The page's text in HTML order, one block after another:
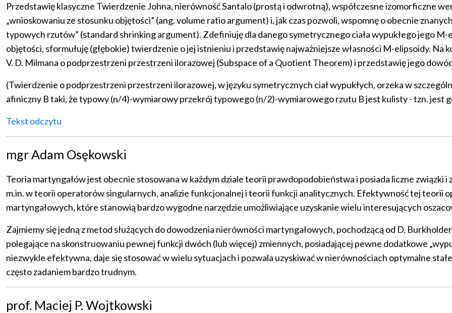
Przedstawię klasyczne Twierdzenie Johna, nierówność Santalo (prostą i odwrotną), współczesne izomorficzne
„wnioskowaniu ze stosunku objętości” (ang. volume ratio argument) i, jak czas pozwoli, wspomnę o obecnie
typowych rzutów” (standard shrinking argument). Zdefiniuję dla danego symetrycznego ciała wypukłego jego M-
objętości, sformułuję (głębokie) twierdzenie o jej istnieniu i przedstawię najważniejsze własności M-elipsoidy. Na
V. D. Milmana o podprzestrzeni przestrzeni ilorazowej (Subspace of a Quotient Theorem) i przedstawię jego
(Twierdzenie o podprzestrzeni przestrzeni ilorazowej, w języku symetrycznych ciał wypukłych, orzeka w
afiniczny B taki, że typowy (n/4)-wymiarowy przekrój typowego (n/2)-wymiarowego rzutu B jest kulisty - tzn. jest
Tekst odczytu
mgr Adam Osękowski
Teoria martyngałów jest obecnie stosowana w każdym dziale teorii prawdopodobieństwa i posiada liczne związki i
m.in. w teorii operatorów singularnych, analizie funkcjonalnej i teorii funkcji analitycznych. Efektywność tej teorii
martyngałowych, które stanowią bardzo wygodne narzędzie umożliwiające uzyskanie wielu interesujących
Zajmiemy się jedną z metod służących do dowodzenia nierówności martyngałowych, pochodzącą od D.
polegające na skonstruowaniu pewnej funkcji dwóch (lub więcej) zmiennych, posiadającej pewne dodatkowe
niezwykle efektywna, daje się stosować w wielu sytuacjach i pozwala uzyskiwać w nierównościach optymalne
często zadaniem bardzo trudnym.
prof. Maciej P. Wojtkowski